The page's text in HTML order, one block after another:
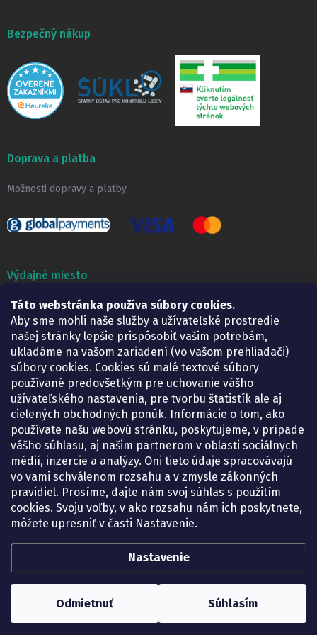
Táto webstránka používa súbory cookies.
Aby sme mohli naše služby a užívateľské prostredie
našej stránky lepšie prispôsobiť vašim potrebám,
ukladáme na vašom zariadení (vo vašom prehliadači)
súbory cookies. Cookies sú malé textové súbory
používané predovšetkým pre uchovanie vášho
užívateľského nastavenia, pre tvorbu štatistík ale aj
cielených obchodných ponúk. Informácie o tom, ako
používate našu webovú stránku, poskytujeme, v prípade
vášho súhlasu, aj našim partnerom v oblasti sociálnych
médií, inzercie a analýzy. Oni tieto údaje spracovávajú
vo vami schválenom rozsahu a v zmysle zákonných
pravidiel. Prosíme, dajte nám svoj súhlas s použitím
cookies. Svoju voľby, v ako rozsahu nám ich poskytnete,
môžete upresniť v časti Nastavenie.
Nastavenie
Odmietnuť Súhlasím
Bezpečný nákup
Doprava a platba
Možnosti dopravy a platby
Výdajné miesto
Lekáreň ADONAI
Košice – Smetanova 2
Pondelok:
07.30 – 15.30 h.
Utorok:
07.30 – 16.00 h.
Streda:
07.30 – 16.00 h.
Štvrtok:
07.30 – 15.30 h.
Piatok:
07.30 – 15.30 h.
KONTAKT
eshop@lekarenadonai.sk
+421 948 203 203
Nájdete nás na Facebooku.
lekarenadonai/
Vytvoril Shoptet
Upraviť nastavenie cookies